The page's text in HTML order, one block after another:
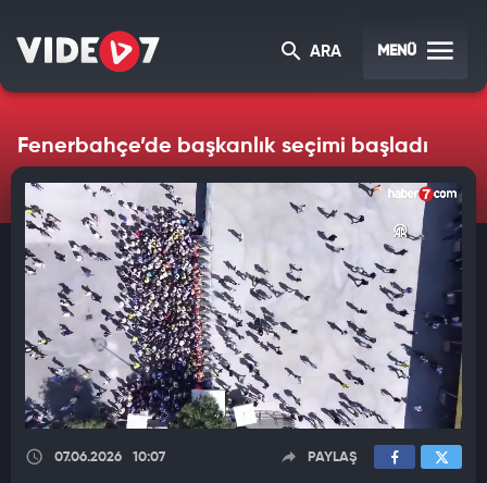
ARA MENÜ
Fenerbahçe’de başkanlık seçimi başladı
07.06.2026 10:07 PAYLAŞ